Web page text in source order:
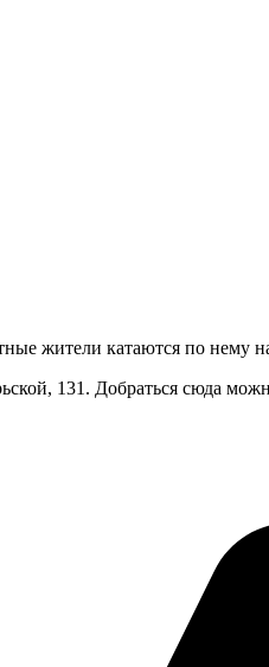
жители катаются по нему
131. Добраться сюда